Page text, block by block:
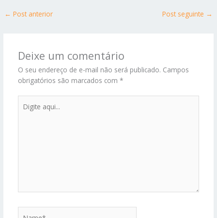
← Post anterior Post seguinte →
Deixe um comentário
O seu endereço de e-mail não será publicado. Campos
obrigatórios são marcados com *
aqui...